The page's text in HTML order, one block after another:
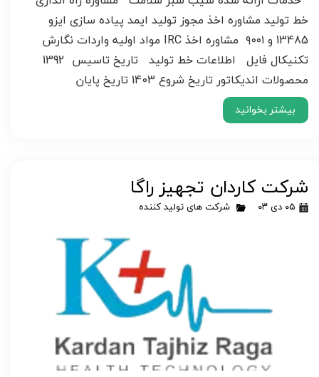
خط تولید مشاوره اخذ مجوز تولید ایمد پیاده سازی ایزو
13485 و ۹۰۰۱ مشاوره اخذ IRC مواد اولیه واردات نگارش
تکنیکال فایل اطلاعات خط تولید تاریخ تاسیس 1392
محصولات اندیکاتور تاریخ شروع 1403 تاریخ پایان
بیشتر بخوانید
شرکت کاردان تجهیز راگا
۰۵ دی ۰۳ شرکت های تولید کننده